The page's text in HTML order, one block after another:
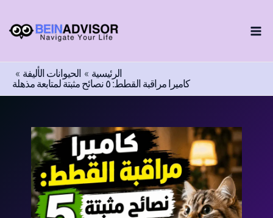
الرئيسية
الحيوانات الأليفة
كاميرا مراقبة القطط: ٥ نصائح مثبتة لمتابعة مذهلة